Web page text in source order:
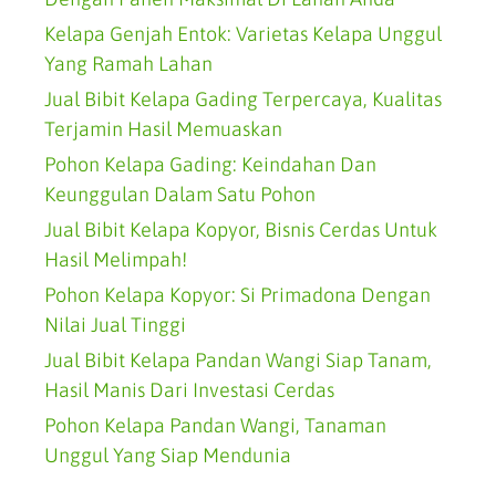
Kelapa Genjah Entok: Varietas Kelapa Unggul
Yang Ramah Lahan
Jual Bibit Kelapa Gading Terpercaya, Kualitas
Terjamin Hasil Memuaskan
Pohon Kelapa Gading: Keindahan Dan
Keunggulan Dalam Satu Pohon
Jual Bibit Kelapa Kopyor, Bisnis Cerdas Untuk
Hasil Melimpah!
Pohon Kelapa Kopyor: Si Primadona Dengan
Nilai Jual Tinggi
Jual Bibit Kelapa Pandan Wangi Siap Tanam,
Hasil Manis Dari Investasi Cerdas
Pohon Kelapa Pandan Wangi, Tanaman
Unggul Yang Siap Mendunia